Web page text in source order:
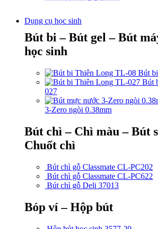
Dụng cụ học sinh
Bút bi – Bút gel – Bút
học sinh
Bút
Bút
027
3-Zero ngòi 0.38mm
Bút chì – Chì màu – Bút
Chuốt chì
Bút chì gỗ Classmate CL-PC202
Bút chì gỗ Classmate CL-PC622
Bút chì gỗ Deli 37013
Bóp ví – Hộp bút